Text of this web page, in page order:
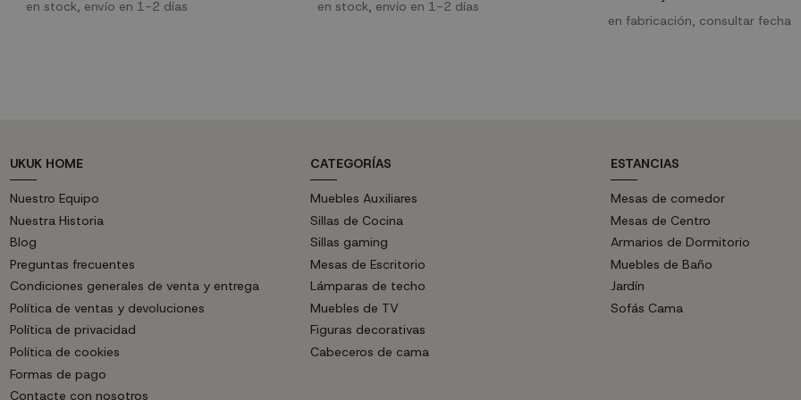
lucir su diseño y personalidad. Cargada de
en stock, envío en 1-2 días en stock, envío en 1-2 días
distancia incluido que quedará
en fabricación, consultar fecha
UKUK HOME
Nuestro Equipo
Nuestra Historia
Blog
Preguntas frecuentes
Condiciones generales de venta y entrega
Política de ventas y devoluciones
Política de privacidad
Política de cookies
Formas de pago
Contacte con nosotros
CATEGORÍAS
Muebles Auxiliares
Sillas de Cocina
Sillas gaming
Mesas de Escritorio
Lámparas de techo
Muebles de TV
Figuras decorativas
Cabeceros de cama
ESTANCIAS
Mesas de comedor
Mesas de Centro
Armarios de Dormitorio
Muebles de Baño
Jardín
Sofás Cama